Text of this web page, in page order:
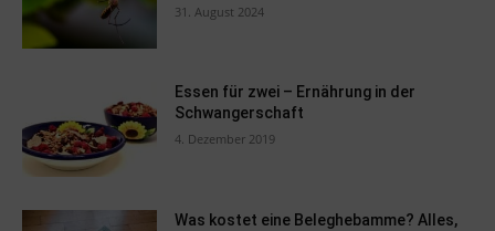
31. August 2024
Essen für zwei – Ernährung in der
Schwangerschaft
4. Dezember 2019
Was kostet eine Beleghebamme? Alles,